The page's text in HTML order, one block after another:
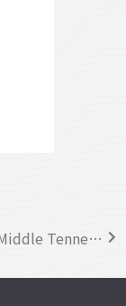
四校（美國Middle Tennessee State University、韓國又松大學、北京航空航天大學、北京理工大學）交換生聯合說明會